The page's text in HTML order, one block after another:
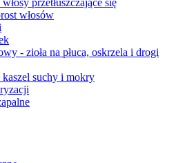
włosy przetłuszczające się
włosów
- zioła na płuca, oskrzela i drogi
kaszel suchy i mokry